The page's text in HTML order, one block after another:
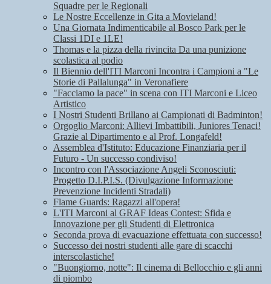
Squadre per le Regionali
Le Nostre Eccellenze in Gita a Movieland!
Una Giornata Indimenticabile al Bosco Park per le
Classi 1DI e 1LE!
Thomas e la pizza della rivincita Da una punizione
scolastica al podio
Il Biennio dell'ITI Marconi Incontra i Campioni a "Le
Storie di Pallalunga" in Veronafiere
"Facciamo la pace" in scena con ITI Marconi e Liceo
Artistico
I Nostri Studenti Brillano ai Campionati di Badminton!
Orgoglio Marconi: Allievi Imbattibili, Juniores Tenaci!
Grazie al Dipartimento e al Prof. Longafeld!
Assemblea d'Istituto: Educazione Finanziaria per il
Futuro - Un successo condiviso!
Incontro con l'Associazione Angeli Sconosciuti:
Progetto D.I.P.I.S. (Divulgazione Informazione
Prevenzione Incidenti Stradali)
Flame Guards: Ragazzi all'opera!
L'ITI Marconi al GRAF Ideas Contest: Sfida e
Innovazione per gli Studenti di Elettronica
Seconda prova di evacuazione effettuata con successo!
Successo dei nostri studenti alle gare di scacchi
interscolastiche!
"Buongiorno, notte": Il cinema di Bellocchio e gli anni
di piombo